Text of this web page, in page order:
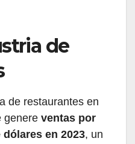
de
de restaurantes en
genere ventas por
en 2023, un